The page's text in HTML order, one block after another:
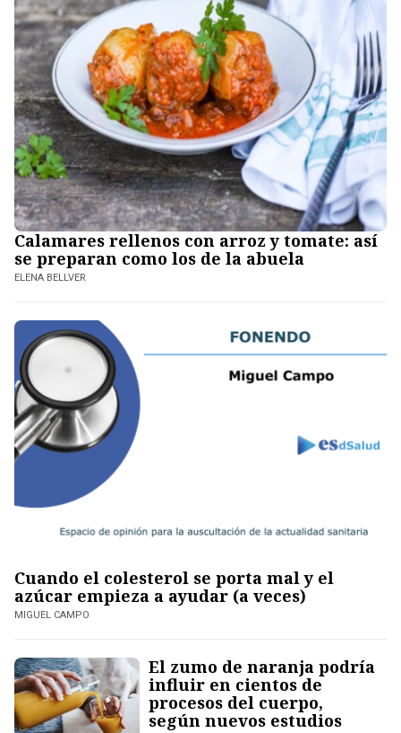
Calamares rellenos con arroz y tomate: así
se preparan como los de la abuela
ELENA BELLVER
Cuando el colesterol se porta mal y el
azúcar empieza a ayudar (a veces)
MIGUEL CAMPO
El zumo de naranja podría
influir en cientos de
procesos del cuerpo,
según nuevos estudios